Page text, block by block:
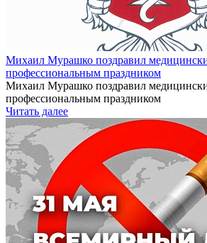
Михаил Мурашко поздравил
профессиональным праздником
Михаил Мурашко поздравил
профессиональным праздником
Читать далее